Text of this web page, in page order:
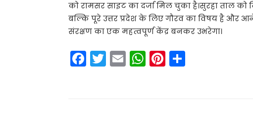
को रामसर साइट का दर्जा मिल चुका है।सुरहा ताल को
बल्कि पूरे उत्तर प्रदेश के लिए गौरव का विषय है और
संरक्षण का एक महत्वपूर्ण केंद्र बनकर उभरेगा।
F
a
T
w
E
m
W
h
Pi
nt